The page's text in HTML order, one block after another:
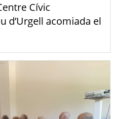
Cívic
d’Urgell acomiada el